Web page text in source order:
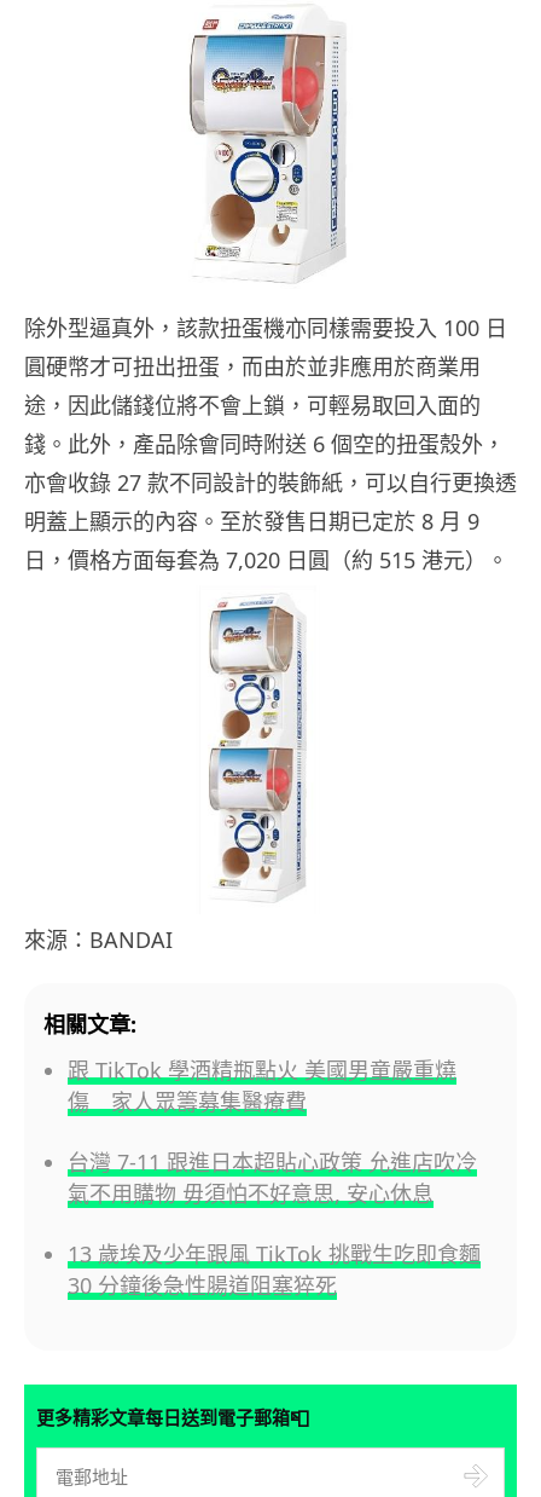
除外型逼真外，該款扭蛋機亦同樣需要投入 100 日
圓硬幣才可扭出扭蛋，而由於並非應用於商業用
途，因此儲錢位將不會上鎖，可輕易取回入面的
錢。此外，產品除會同時附送 6 個空的扭蛋殼外，
亦會收錄 27 款不同設計的裝飾紙，可以自行更換透
明蓋上顯示的內容。至於發售日期已定於 8 月 9
日，價格方面每套為 7,020 日圓（約 515 港元）。
來源：BANDAI
相關文章:
跟 TikTok 學酒精瓶點火 美國男童嚴重燒
傷 家人眾籌募集醫療費
台灣 7-11 跟進日本超貼心政策 允進店吹冷
氣不用購物 毋須怕不好意思, 安心休息
13 歲埃及少年跟風 TikTok 挑戰生吃即食麵
30 分鐘後急性腸道阻塞猝死
更多精彩文章每日送到電子郵箱📮